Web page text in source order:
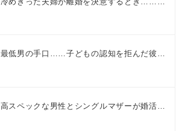
冷めきった夫婦が離婚を決意するとき………
最低男の手口……子どもの認知を拒んだ彼…
高スペックな男性とシングルマザーが婚活…